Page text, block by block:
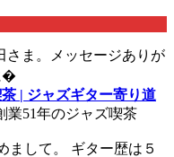
さま。メッセージありが
�
| ジャズギター寄り道
51年のジャズ喫茶
まして。 ギター歴は５